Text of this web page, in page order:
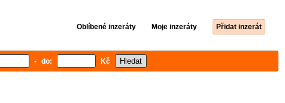
Oblíbené inzeráty Moje inzeráty Přidat inzerát
- do: Kč